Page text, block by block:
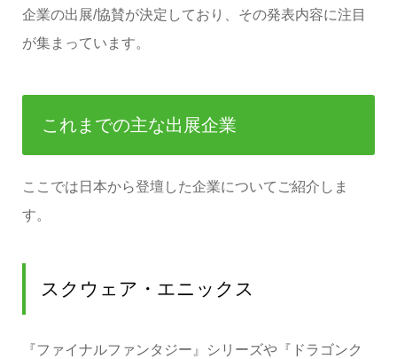
企業の出展/協賛が決定しており、その発表内容に注目
が集まっています。
これまでの主な出展企業
ここでは日本から登壇した企業についてご紹介しま
す。
スクウェア・エニックス
『ファイナルファンタジー』シリーズや『ドラゴンク